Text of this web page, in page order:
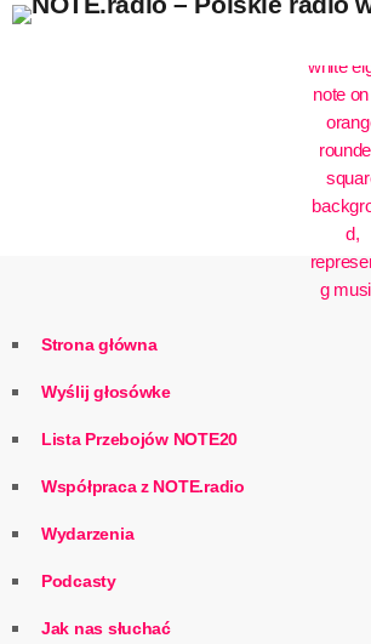
play_arrow
Strona główna
Wyślij głosówke
Lista Przebojów NOTE20
Współpraca z NOTE.radio
Wydarzenia
Podcasty
Jak nas słuchać